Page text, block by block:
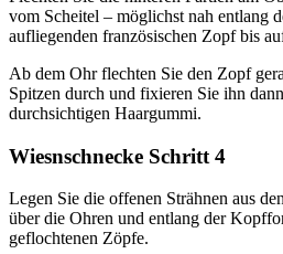
vom Scheitel – möglichst nah entlang
aufliegenden französischen Zopf bis
Ab dem Ohr flechten Sie den Zopf
Spitzen durch und fixieren Sie ihn
durchsichtigen Haargummi.
Wiesnschnecke Schritt 4
Legen Sie die offenen Strähnen aus
über die Ohren und entlang der
geflochtenen Zöpfe.